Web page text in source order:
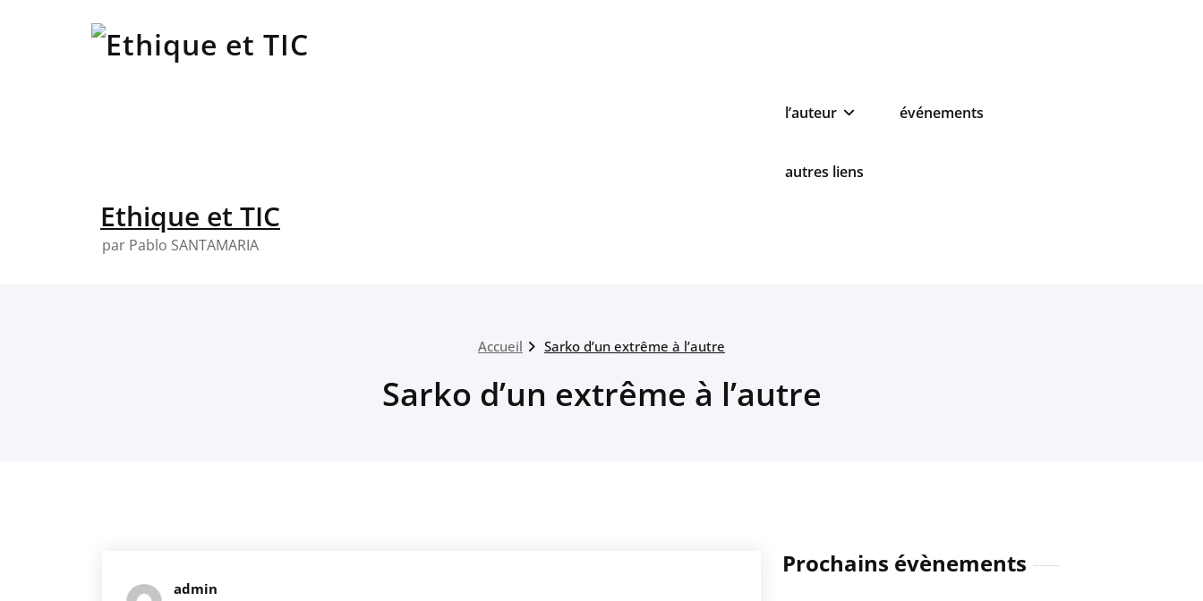
Ethique et TIC
par Pablo SANTAMARIA
l’auteur événements
autres liens
Accueil Sarko d’un extrême à l’autre
Sarko d’un extrême à l’autre
admin
Prochains évènements